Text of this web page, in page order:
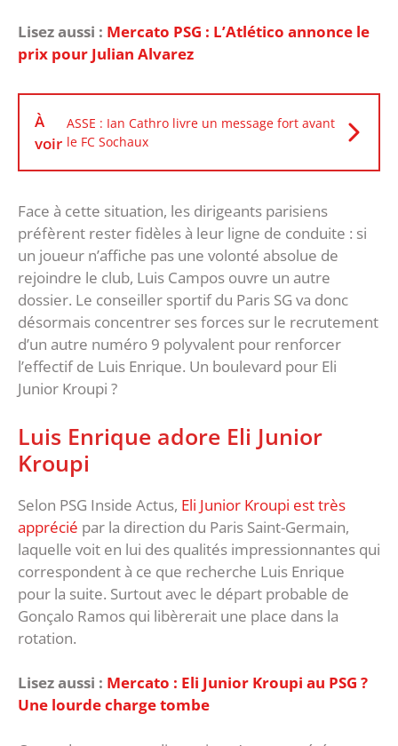
Lisez aussi : Mercato PSG : L’Atlético annonce le
prix pour Julian Alvarez
À
voir
ASSE : Ian Cathro livre un message fort avant
le FC Sochaux
Face à cette situation, les dirigeants parisiens
préfèrent rester fidèles à leur ligne de conduite : si
un joueur n’affiche pas une volonté absolue de
rejoindre le club, Luis Campos ouvre un autre
dossier. Le conseiller sportif du Paris SG va donc
désormais concentrer ses forces sur le recrutement
d’un autre numéro 9 polyvalent pour renforcer
l’effectif de Luis Enrique. Un boulevard pour Eli
Junior Kroupi ?
Luis Enrique adore Eli Junior
Kroupi
Selon PSG Inside Actus, Eli Junior Kroupi est très
apprécié par la direction du Paris Saint-Germain,
laquelle voit en lui des qualités impressionnantes qui
correspondent à ce que recherche Luis Enrique
pour la suite. Surtout avec le départ probable de
Gonçalo Ramos qui libèrerait une place dans la
rotation.
Lisez aussi : Mercato : Eli Junior Kroupi au PSG ?
Une lourde charge tombe